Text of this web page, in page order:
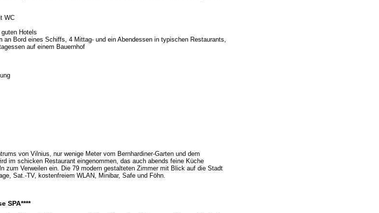
WC
Hotels
an Bord eines Schiffs, 4 Mittag- und ein Abendessen in typischen Restaurants,
auf einem Bauernhof
von Vilnius, nur wenige Meter vom Bernhardiner-Garten und dem
im schicken Restaurant eingenommen, das auch abends feine Küche
zum Verweilen ein. Die 79 modern gestalteten Zimmer mit Blick auf die Stadt
Sat.-TV, kostenfreiem WLAN, Minibar, Safe und Föhn.
SPA****